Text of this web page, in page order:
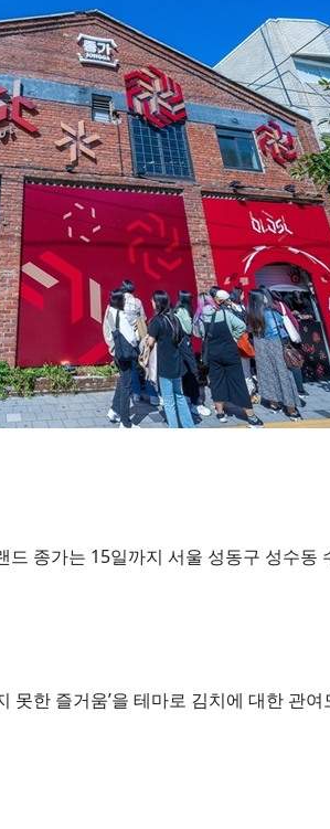
종가는 15일까지 서울 성동구 성수동
못한 즐거움’을 테마로 김치에 대한 관